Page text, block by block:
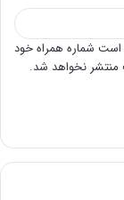
است شماره همراه خود
منتشر نخواهد شد.